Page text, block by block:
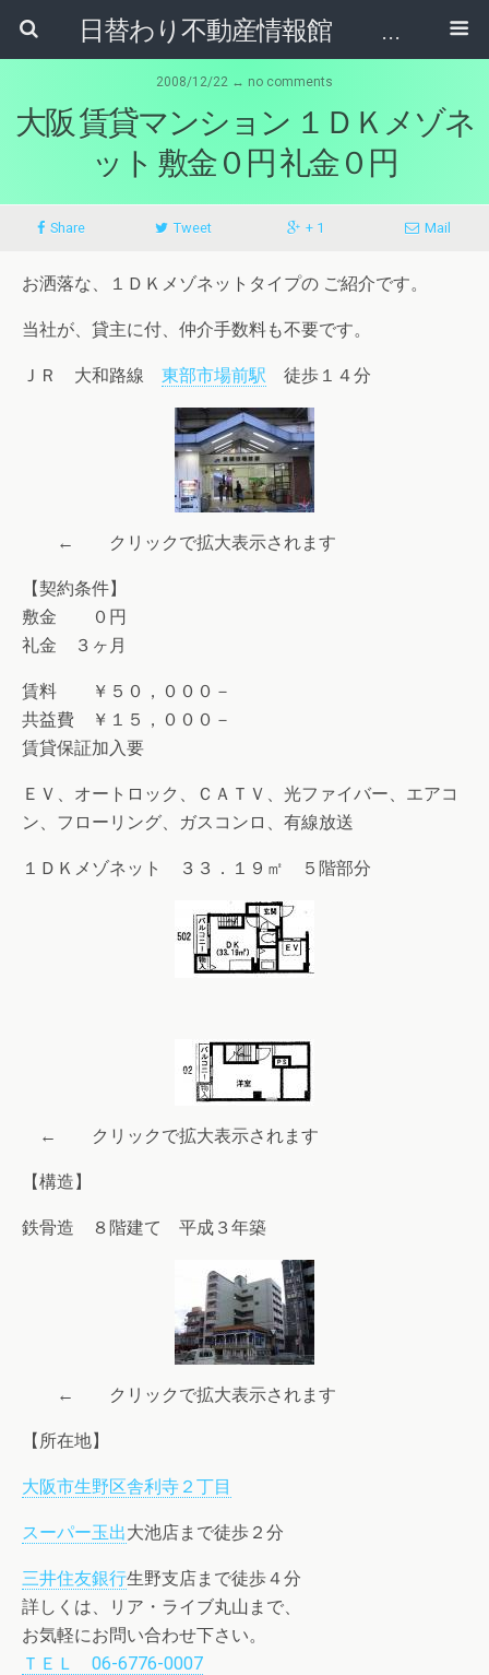
日替わり不動産情報館 リア･ライブログ
2008/12/22 ↔ no comments
大阪 賃貸マンション １ＤＫメゾネ
ット 敷金０円 礼金０円
Share Tweet + 1 Mail
お洒落な、１ＤＫメゾネットタイプの ご紹介です。
当社が、貸主に付、仲介手数料も不要です。
ＪＲ 大和路線 東部市場前駅 徒歩１４分
← クリックで拡大表示されます
【契約条件】
敷金 ０円
礼金 ３ヶ月
賃料 ￥５０，０００－
共益費 ￥１５，０００－
賃貸保証加入要
ＥＶ、オートロック、ＣＡＴＶ、光ファイバー、エアコ
ン、フローリング、ガスコンロ、有線放送
１ＤＫメゾネット ３３．１９㎡ ５階部分
← クリックで拡大表示されます
【構造】
鉄骨造 ８階建て 平成３年築
← クリックで拡大表示されます
【所在地】
大阪市生野区舎利寺２丁目
スーパー玉出大池店まで徒歩２分
三井住友銀行生野支店まで徒歩４分
詳しくは、リア・ライブ丸山まで、
お気軽にお問い合わせ下さい。
ＴＥＬ 06-6776-0007